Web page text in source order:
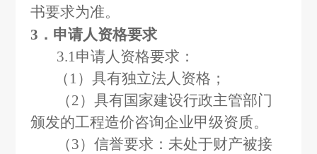
书要求为准。
3 ．申请人资格要求
3.1申请人资格要求：
（1）具有独立法人资格；
（2）具有国家建设行政主管部门
颁发的工程造价咨询企业甲级资质。
（3）信誉要求：未处于财产被接